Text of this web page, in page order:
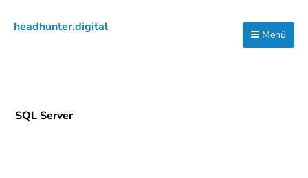
Hauptnavigation
Inhalt
Seitenspalte
headhunter.digital
Menü
SQL Server